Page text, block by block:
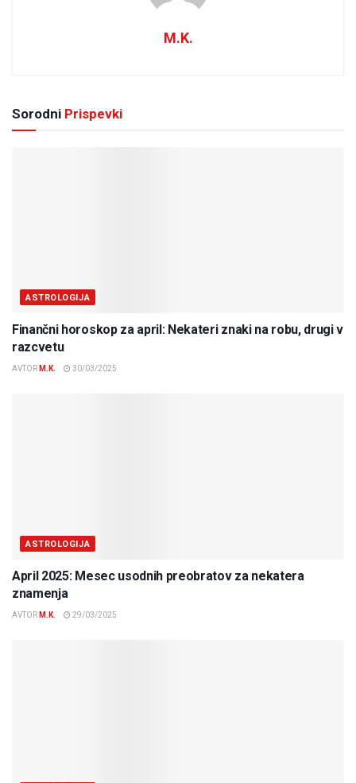
M.K.
Sorodni Prispevki
ASTROLOGIJA
Finančni horoskop za april: Nekateri znaki na robu, drugi v
razcvetu
AVTOR M.K. 30/03/2025
ASTROLOGIJA
April 2025: Mesec usodnih preobratov za nekatera
znamenja
AVTOR M.K. 29/03/2025